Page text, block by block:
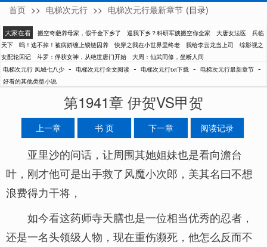
凤城七八少
首页 >> 电梯次元行 >> 电梯次元行最新章节 (目录)
大家在看 搬空奇葩养母家，假千金下乡了 逼我下乡？科研军嫂搬空你全家 大唐女法医
兵临
天下
呜！逃不掉！被病娇缠上锁链囚养 快穿之我在小世界里终老 我给李云龙当上司
综影视之
女配轮回记
斗罗：俘获女神，从绝世唐门开始
大周：仙武同修，坐断人间
电梯次元行 凤城七八少 - 电梯次元行全文阅读 - 电梯次元行txt下载 - 电梯次元行最新章节 -
好看的其他类型小说
第1941章 伊贺VS甲贺
上一章 书 页 下一章 阅读记录
亚里沙的问话，让周围其她姐妹也是看向澹台
叶，刚才他可是出手救了风魔小次郎，美其名曰不想
浪费得力干将，
如今看这药师寺天膳也是一位相当优秀的忍者，
还是一名头领级人物，现在重伤濒死，他怎么反而不